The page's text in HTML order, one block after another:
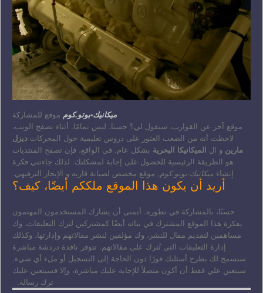
ميكانيك-بوتو.كوم موقع للمشاركة
موقع آخر عن القوارب، ستقول لي؟ حسنا، ليس تمامًا. أثناء تصفح الويب،
لاحظت أنه من الصعب العثور على دروس تعليمية حول المحركات ديزل
مارين و ال الميكانيكا البحرية بشكل عام. في الواقع، فإن تصفح المنتديات
هو الطريقة الرئيسية للحصول على إجابة لمشكلتك. لذلك جاءتني فكرة
إنشاء ميكانيك-بوتو.كوم, موقع مخصص لصيانة قاربه و الإبحار الترفيهي.
أريد أن يكون هذا الموقع ملككم أيضًا، كيف؟
حسنًا، بالمشاركة في تطوره. أتمنى أن يشارك المستخدمون المهتمون
بفكرة هذا الموقع المشترك في بنائه أيضًا كمشتركين لترك التعليقات، وك
مساهمين لتقديم مقال للنشر، وك مؤلفين لنشر مقالاتهم وإدارتها، وكذلك
إدارة التعليقات التي تُترك على مقالاتهم. تتوفر نافذة دردشة مباشرة
ستسمح لك بطرح أسئلتك فورًا دون الحاجة إلى التسجيل أو ملء أي شيء.
سيتعين علي فقط أن أكون متصلاً للإجابة عليك مباشرة، وإلا فسيتعين عليك
ترك رسالة.